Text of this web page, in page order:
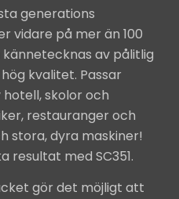
generations
vidare på mer än 100
av pålitlig
kvalitet. Passar
skolor och
restauranger och
stora, dyra maskiner!
resultat med SC351.
gör det möjligt att